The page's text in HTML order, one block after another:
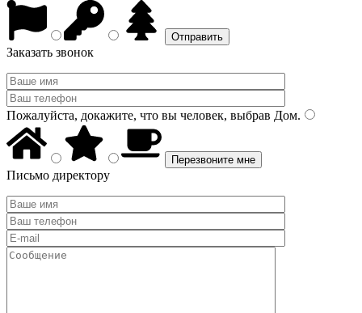
Заказать звонок
Пожалуйста, докажите, что вы человек, выбрав Дом.
Письмо директору